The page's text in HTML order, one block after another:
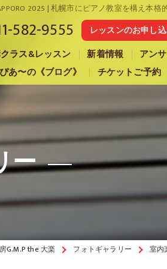
2025 | 札幌市にピアノ教室を構え本
582-9555 レッスンのお申し
コミ情報
判
客様の声
ラス&レッスン 新着情報 アン
あ〜の《ブログ》 チケットご予約
ー
G.M.P the 大楽 フォトギャラリー 室内